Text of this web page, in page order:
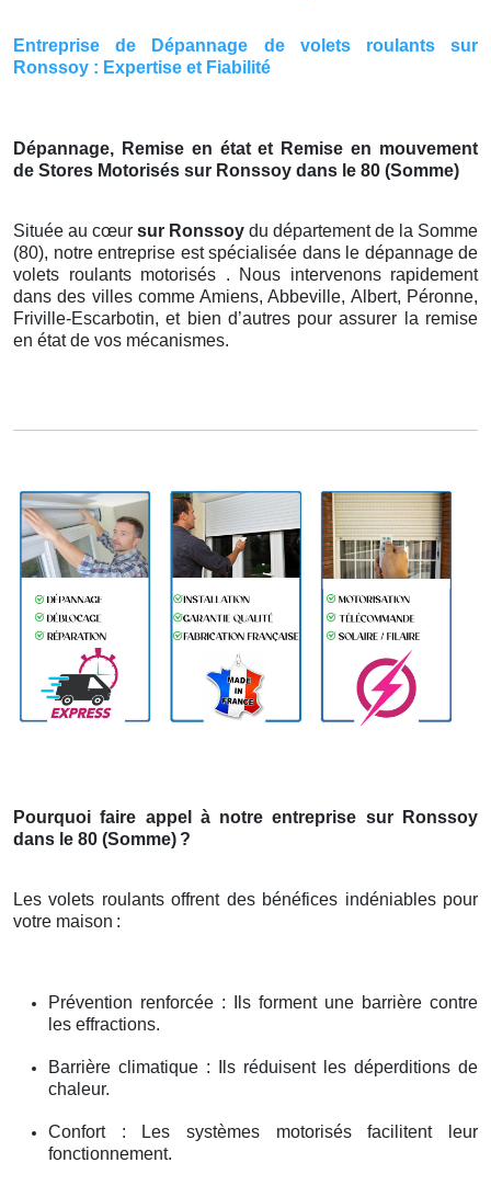
Entreprise de Dépannage de volets roulants sur
Ronssoy : Expertise et Fiabilité
Dépannage, Remise en état et Remise en mouvement
de Stores Motorisés sur Ronssoy dans le 80 (Somme)
Située au cœur sur Ronssoy du département de la Somme
(80), notre entreprise est spécialisée dans le dépannage de
volets roulants motorisés . Nous intervenons rapidement
dans des villes comme Amiens, Abbeville, Albert, Péronne,
Friville-Escarbotin, et bien d’autres pour assurer la remise
en état de vos mécanismes.
Pourquoi faire appel à notre entreprise sur Ronssoy
dans le 80 (Somme) ?
Les volets roulants offrent des bénéfices indéniables pour
votre maison :
Prévention renforcée : Ils forment une barrière contre
les effractions.
Barrière climatique : Ils réduisent les déperditions de
chaleur.
Confort : Les systèmes motorisés facilitent leur
fonctionnement.